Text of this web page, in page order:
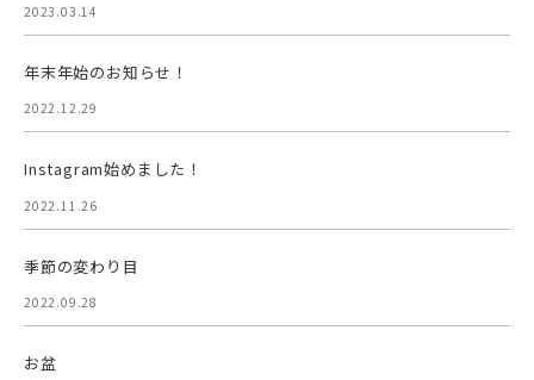
2023.03.14
年末年始のお知らせ！
2022.12.29
Instagram始めました！
2022.11.26
季節の変わり目
2022.09.28
お盆